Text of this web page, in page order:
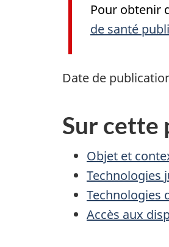
Pour obtenir
de santé
Date de
Sur cette
Objet et
Technologies
Technologies
Accès aux